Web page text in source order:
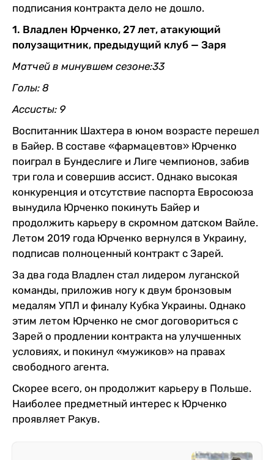
подписания контракта дело не дошло.
1. Владлен Юрченко, 27 лет, атакующий
полузащитник, предыдущий клуб — Заря
Матчей в минувшем сезоне:33
Голы: 8
Ассисты: 9
Воспитанник Шахтера в юном возрасте перешел
в Байер. В составе «фармацевтов» Юрченко
поиграл в Бундеслиге и Лиге чемпионов, забив
три гола и совершив ассист. Однако высокая
конкуренция и отсутствие паспорта Евросоюза
вынудила Юрченко покинуть Байер и
продолжить карьеру в скромном датском Вайле.
Летом 2019 года Юрченко вернулся в Украину,
подписав полноценный контракт с Зарей.
За два года Владлен стал лидером луганской
команды, приложив ногу к двум бронзовым
медалям УПЛ и финалу Кубка Украины. Однако
этим летом Юрченко не смог договориться с
Зарей о продлении контракта на улучшенных
условиях, и покинул «мужиков» на правах
свободного агента.
Скорее всего, он продолжит карьеру в Польше.
Наиболее предметный интерес к Юрченко
проявляет Ракув.